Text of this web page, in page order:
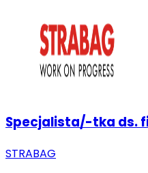
Specjalista/-tka ds.
STRABAG